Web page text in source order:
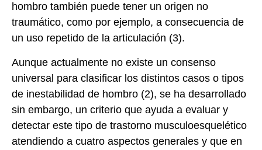
hombro también puede tener un origen no
traumático, como por ejemplo, a consecuencia de
un uso repetido de la articulación (3).
Aunque actualmente no existe un consenso
universal para clasificar los distintos casos o tipos
de inestabilidad de hombro (2), se ha desarrollado
sin embargo, un criterio que ayuda a evaluar y
detectar este tipo de trastorno musculoesquelético
atendiendo a cuatro aspectos generales y que en